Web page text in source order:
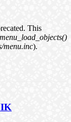
This
_menu_load_objects()
menu.inc).